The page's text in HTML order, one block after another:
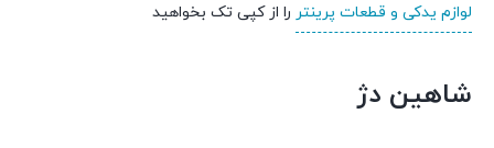
لوازم یدکی و قطعات پرینتر را از کپی تک بخواهید
شاهین دژ